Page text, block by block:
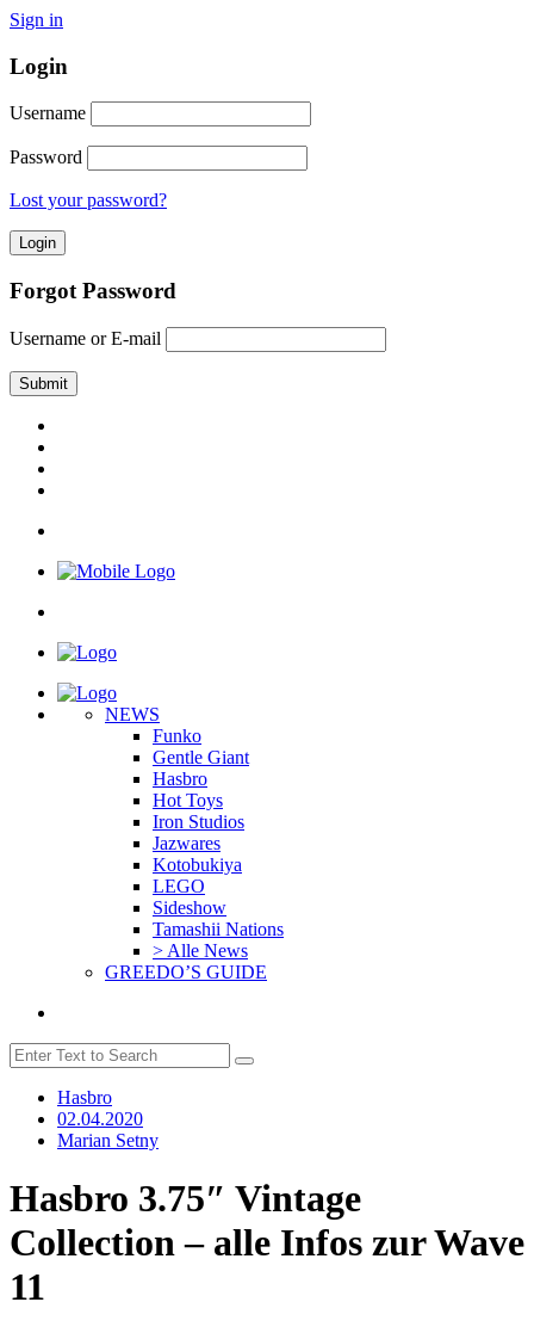
Sign in
Login
Username
Password
Lost your password?
Forgot Password
Username or E-mail
NEWS
Funko
Gentle Giant
Hasbro
Hot Toys
Iron Studios
Jazwares
Kotobukiya
LEGO
Sideshow
Tamashii Nations
> Alle News
GREEDO’S GUIDE
Hasbro
02.04.2020
Marian Setny
Hasbro 3.75″ Vintage
Collection – alle Infos zur Wave
11